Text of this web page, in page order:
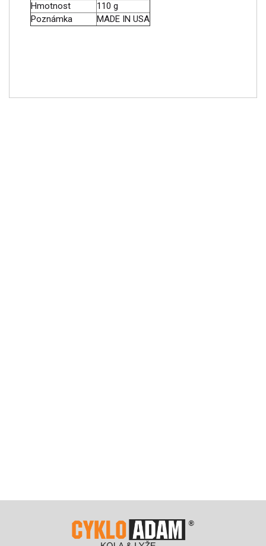
Hmotnost
110 g
Poznámka
MADE IN USA